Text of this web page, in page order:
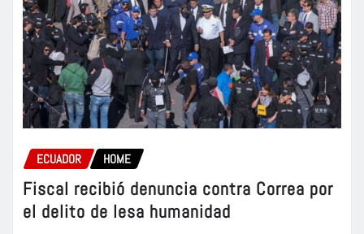
ECUADOR HOME
Fiscal recibió denuncia contra Correa por
el delito de lesa humanidad